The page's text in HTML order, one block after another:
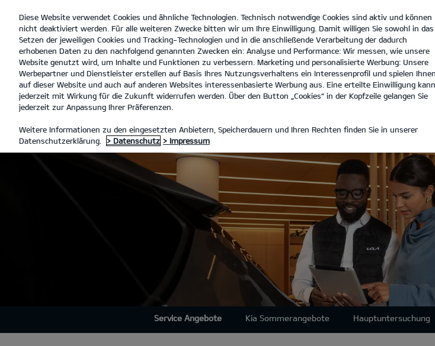
open
menu
Autohaus Hessengarage GmbH
SERVICE ANGEBOTE ANGEBOTE
KIA SERVICEANGEBOTE
Service Angebote Kia Sommerangebote Hauptuntersuchung
Diese Website verwendet Cookies und ähnliche Technologien. Technisch notwendige Cookies sind aktiv und können
nicht deaktiviert werden. Für alle weiteren Zwecke bitten wir um Ihre Einwilligung. Damit willigen Sie sowohl in das
Setzen der jeweiligen Cookies und Tracking-Technologien und in die anschließende Verarbeitung der dadurch
erhobenen Daten zu den nachfolgend genannten Zwecken ein: Analyse und Performance: Wir messen, wie unsere
Website genutzt wird, um Inhalte und Funktionen zu verbessern. Marketing und personalisierte Werbung: Unsere
Werbepartner und Dienstleister erstellen auf Basis Ihres Nutzungsverhaltens ein Interessenprofil und spielen Ihnen
auf dieser Website und auch auf anderen Websites interessenbasierte Werbung aus. Eine erteilte Einwilligung kann
jederzeit mit Wirkung für die Zukunft widerrufen werden. Über den Button „Cookies“ in der Kopfzeile gelangen Sie
jederzeit zur Anpassung Ihrer Präferenzen.
Weitere Informationen zu den eingesetzten Anbietern, Speicherdauern und Ihren Rechten finden Sie in unserer
Datenschutzerklärung.
> Datenschutz > Impressum